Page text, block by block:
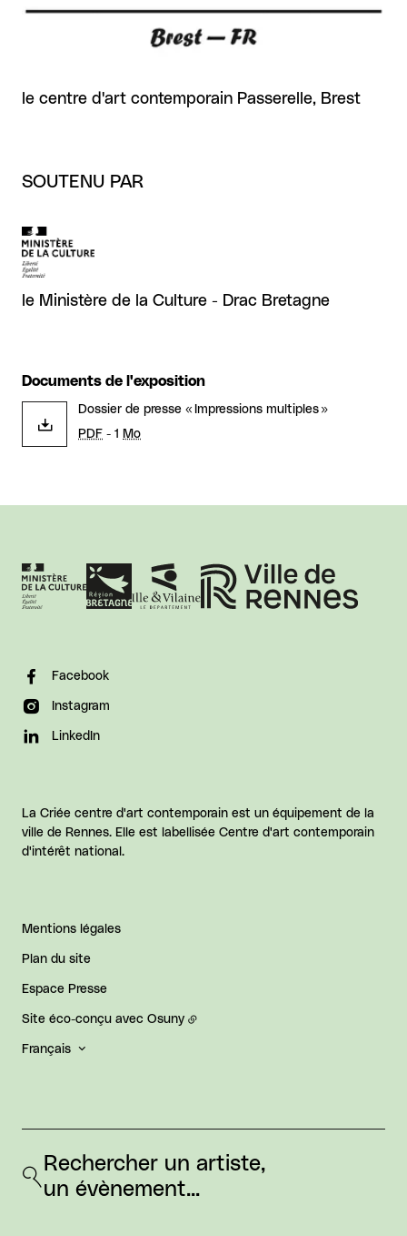
le centre d'art contemporain Passerelle, Brest
SOUTENU PAR
le Ministère de la Culture - Drac Bretagne
Documents de l'exposition
Dossier de presse « Impressions multiples »
PDF - 1 Mo
Facebook
Instagram
LinkedIn
La Criée centre d'art contemporain est un équipement de la
ville de Rennes. Elle est labellisée Centre d'art contemporain
d'intérêt national.
Mentions légales
Plan du site
Espace Presse
Site éco-conçu avec Osuny
Français
Rechercher un artiste,
un évènement...